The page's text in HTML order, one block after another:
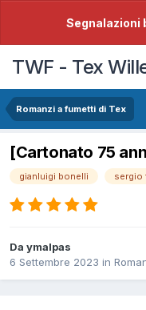
Segnalazioni
TWF - Tex
Romanzi a fumetti di Tex
[Cartonato 75
gianluigi bonelli sergio
Da ymalpas
6 Settembre 2023 in